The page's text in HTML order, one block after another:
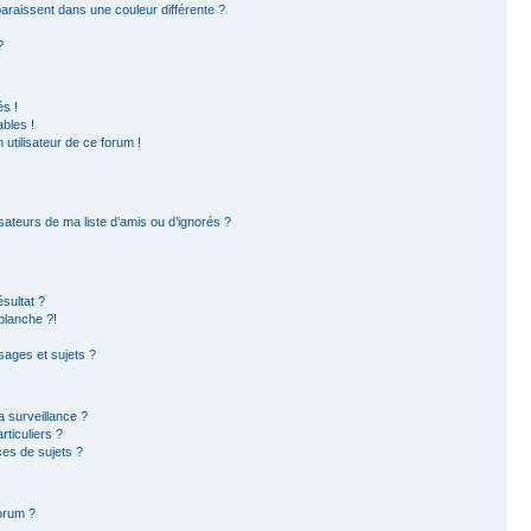
dans une couleur différente ?
!
!
utilisateur de ce forum !
de ma liste d’amis ou d’ignorés ?
?
?!
et sujets ?
surveillance ?
?
de sujets ?
?